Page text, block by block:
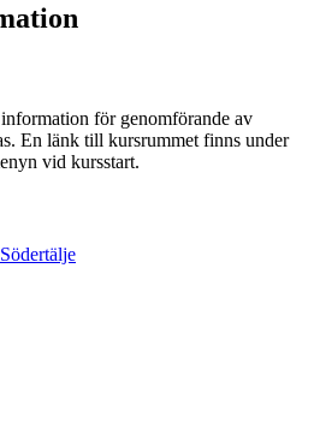
för genomförande av
En länk till kursrummet finns under
vid kursstart.